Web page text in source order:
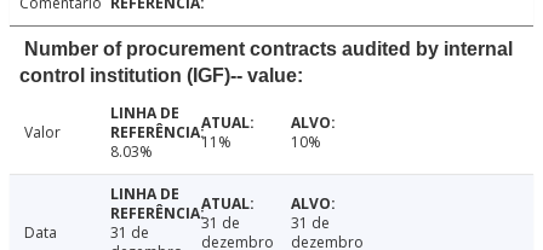
Number of procurement contracts audited by internal
control institution (IGF)-- value:
Valor
8.03%
11% 10%
Data
31 de
31 de
dezembro
31 de
dezembro